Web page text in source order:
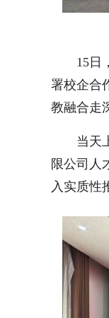
15日
署校企合
教融合走
当天
限公司人
入实质性